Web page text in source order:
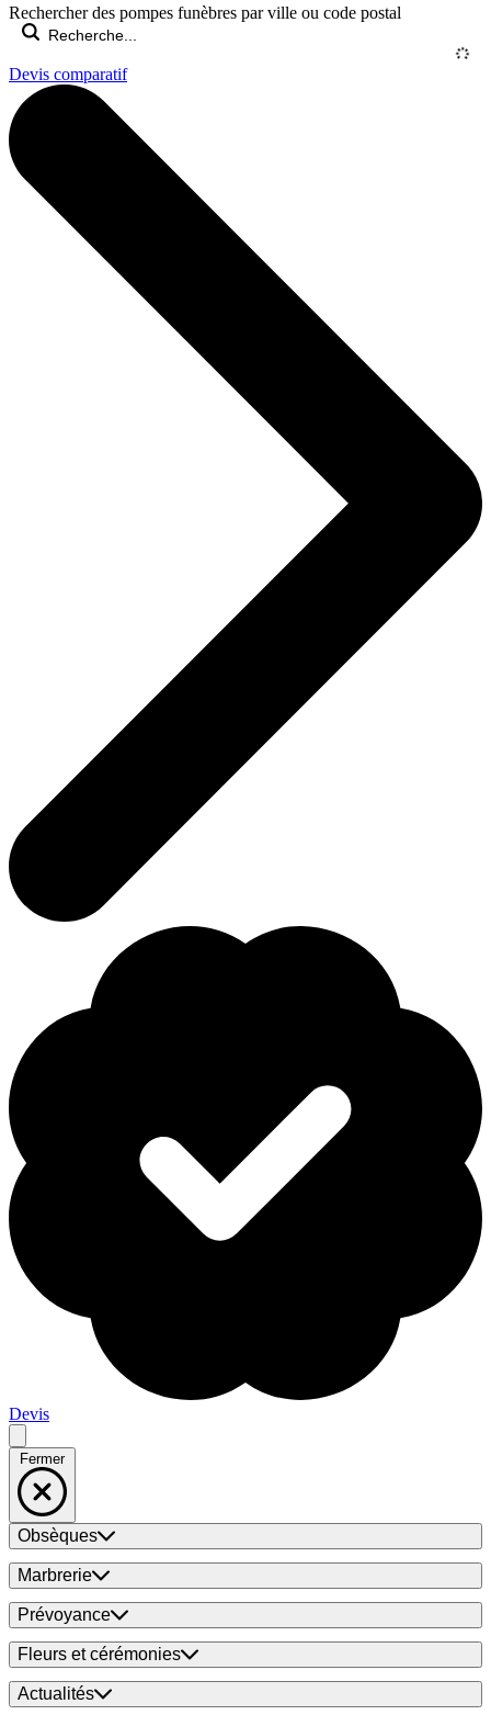
Rechercher des pompes funèbres par ville ou code postal
Devis comparatif
Devis
Fermer
Obsèques
Marbrerie
Prévoyance
Fleurs et cérémonies
Actualités